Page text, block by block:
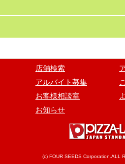
店舗検索
アルバイト募集
お客様相談室
お知らせ
(c) FOUR SEEDS Corporation.ALL